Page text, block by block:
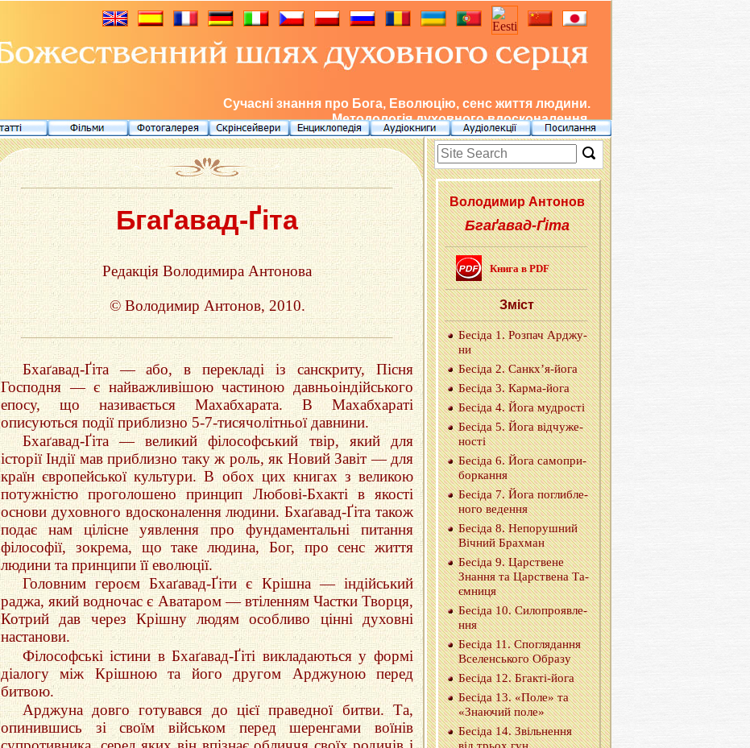
Сучасні знання про Бога, Еволюцію, сенс життя людини.
Методологія духовного вдосконалення.
Бгаґавад-Ґіта
Редакція Володимира Антонова
© Володимир Антонов, 2010.
Бхаґавад-Ґіта — або, в перекладі із санскриту, Пісня
Господня — є найважливішою частиною давньоіндійського
епосу, що називається Махабхарата. В Махабхараті
описуються події приблизно 5-7-тисячолітньої давнини.
Бхаґавад-Ґіта — великий філософський твір, який для
історії Індії мав приблизно таку ж роль, як Новий Завіт — для
країн європейської культури. В обох цих книгах з великою
потужністю проголошено принцип Любові-Бхакті в якості
основи духовного вдосконалення людини. Бхаґавад-Ґіта також
подає нам цілісне уявлення про фундаментальні питання
філософії, зокрема, що таке людина, Бог, про сенс життя
людини та принципи її еволюції.
Головним героєм Бхаґавад-Ґіти є Крішна — індійський
раджа, який водночас є Аватаром — втіленням Частки Творця,
Котрий дав через Крішну людям особливо цінні духовні
настанови.
Філософські істини в Бхаґавад-Ґіті викладаються у формі
діалогу між Крішною та його другом Арджуною перед
битвою.
Арджуна довго готувався до цієї праведної битви. Та,
опинившись зі своїм військом перед шеренгами воїнів
Во­ло­ди­мир Ан­то­нов
Бгаґавад-Ґіта
Книга в PDF
Зміст
Бе­сі­да 1. Роз­пач Ар­джу­
ни
Бе­сі­да 2. Сан­кх’я-йо­га
Бе­сі­да 3. Кар­ма-йо­га
Бе­сі­да 4. Йога му­дро­сті
Бе­сі­да 5. Йога від­чу­же­
но­сті
Бе­сі­да 6. Йога са­мо­при­
бор­ка­н­ня
Бе­сі­да 7. Йога по­гли­бле­
но­го ве­де­н­ня
Бе­сі­да 8. Не­по­ру­шний
Ві­чний Бра­хман
Бе­сі­да 9. Цар­стве­не
Зна­н­ня тa Цар­стве­на Та­
єм­ни­ця
Бе­сі­да 10. Си­ло­про­яв­ле­
н­ня
Бе­сі­да 11. Спо­гля­да­н­ня
Все­лен­сько­го Обра­зу
Бе­сі­да 12. Бга­кті-йо­га
Бе­сі­да 13. «Поле» та
«Зна­ю­чий поле»
Бе­сі­да 14. Звіль­не­н­ня